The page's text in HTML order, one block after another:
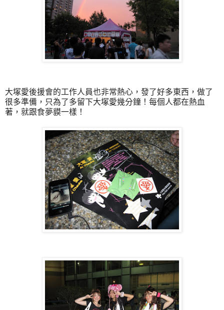
大塚愛後援會的工作人員也非常熱心，發了好多東西，做了
很多準備，只為了多留下大塚愛幾分鐘！每個人都在熱血
著，就跟食夢貘一樣！